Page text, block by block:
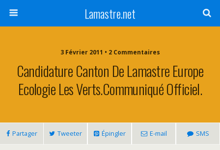
Lamastre.net
3 Février 2011 • 2 Commentaires
Candidature Canton De Lamastre Europe
Ecologie Les Verts.Communiqué Officiel.
Partager Tweeter Épingler E-mail SMS